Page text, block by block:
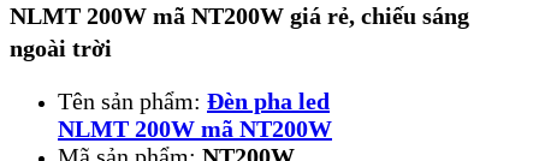
NLMT 200W mã NT200W giá rẻ, chiếu sáng
ngoài trời
Tên sản phẩm: Đèn pha led
NLMT 200W mã NT200W
Mã sản phẩm: NT200W